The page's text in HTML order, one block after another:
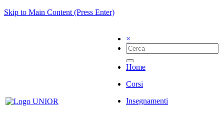
Skip to Main Content (Press Enter)
×
Home
Corsi
Insegnamenti